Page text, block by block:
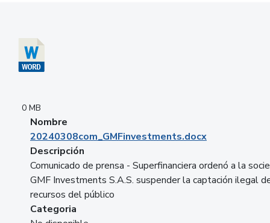
0 MB
Nombre
20240308com_GMFinvestments.docx
Descripción
Comunicado de prensa - Superfinanciera ordenó a la
GMF Investments S.A.S. suspender la captación ilegal
recursos del público
Categoria